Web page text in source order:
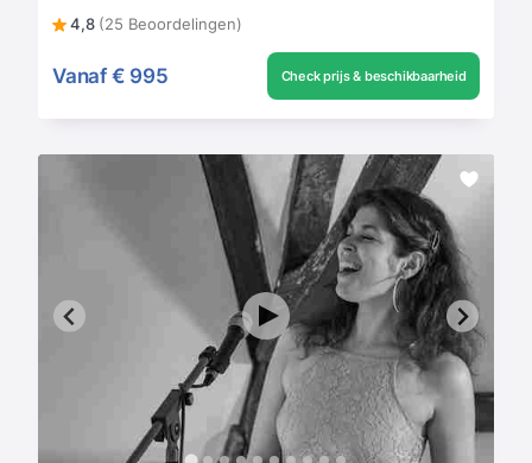
4,8 (25 Beoordelingen)
Vanaf € 995 Check prijs & beschikbaarheid